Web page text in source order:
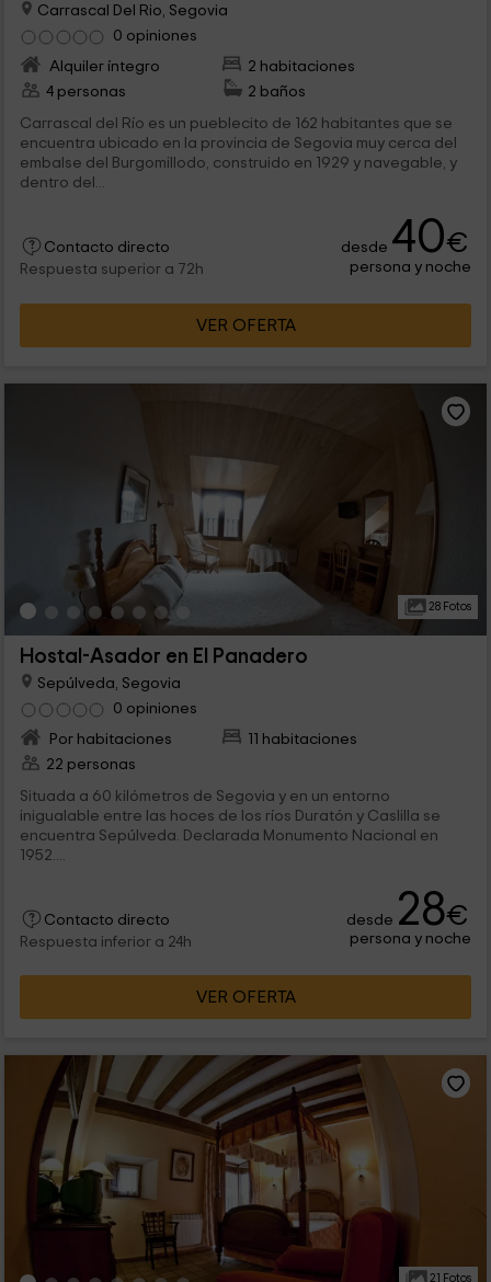
Carrascal Del Rio, Segovia
0 opiniones
Alquiler íntegro
2 habitaciones
4 personas
2 baños
Carrascal del Río es un pueblecito de 162 habitantes que se
encuentra ubicado en la provincia de Segovia muy cerca del
embalse del Burgomillodo, construido en 1929 y navegable, y
dentro del...
Contacto directo
Respuesta superior a 72h
desde 40€
persona y noche
VER OFERTA
28 Fotos
Hostal-Asador en El Panadero
Sepúlveda, Segovia
0 opiniones
Por habitaciones
11 habitaciones
22 personas
Situada a 60 kilómetros de Segovia y en un entorno
inigualable entre las hoces de los ríos Duratón y Caslilla se
encuentra Sepúlveda. Declarada Monumento Nacional en
1952....
Contacto directo
Respuesta inferior a 24h
desde 28€
persona y noche
VER OFERTA
21 Fotos